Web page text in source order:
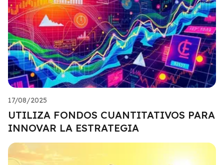
17/08/2025
UTILIZA FONDOS CUANTITATIVOS PARA
INNOVAR LA ESTRATEGIA